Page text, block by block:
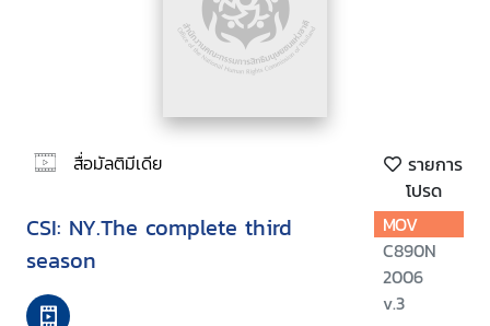
สื่อมัลติมีเดีย
รายการ
โปรด
CSI: NY.The complete third
season
MOV
C890N
2006
v.3